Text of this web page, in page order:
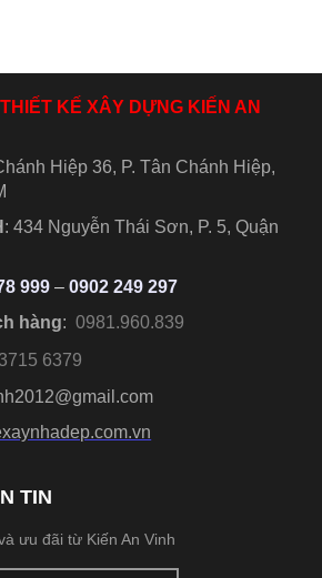
KẾ XÂY DỰNG KIẾN AN
Hiệp 36, P. Tân Chánh Hiệp,
:434 Nguyễn Thái Sơn, P. 5, Quận
999 –0902 249 297
hàng: 0981.960.839
6379
TIN
ưu đãi từ Kiến An Vinh